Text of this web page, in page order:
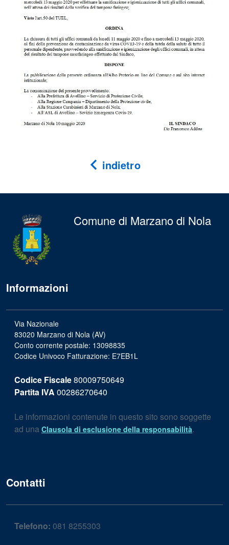
indietro
Comune di Marzano di Nola
Informazioni
Via Nazionale
83020 Marzano di Nola (AV)
Conto corrente postale: 13098835
Codice Univoco Fatturazione: E7EB1L
Codice Fiscale80009750649
Partita IVA 00286270640
Le informazioni contenute in questo sito sono soggette
ad una Clausola di esclusione della responsabilità.
Contatti
Telefono: 081 8255303